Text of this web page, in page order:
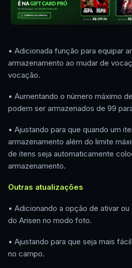
• Adicionada função para equipar
armazenamento ao mudar de
vocação.
• Aumentando o número máximo
podem ser armazenados de 99
• Ajustando para que quando um
armazenamento além do limite
de itens seja automaticamente
armazenamento.
Outras atualizações
• Adicionando a opção de ativar
do Arisen no modo foto.
• Ajustando para que seja mais
no campo.